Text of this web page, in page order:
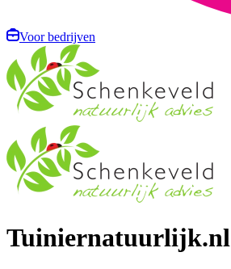
Voor bedrijven
Tuiniernatuurlijk.nl